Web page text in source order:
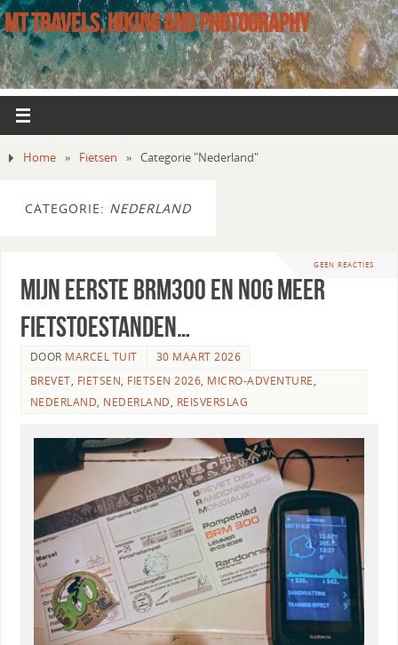
MT TRAVELS, HIKING AND PHOTOGRAPHY
Home » Fietsen » Categorie "Nederland"
CATEGORIE: NEDERLAND
GEEN REACTIES
Mijn eerste BRM300 en nog meer
fietstoestanden…
DOOR MARCEL TUIT
30 MAART 2026
BREVET, FIETSEN, FIETSEN 2026, MICRO-ADVENTURE,
NEDERLAND, NEDERLAND, REISVERSLAG